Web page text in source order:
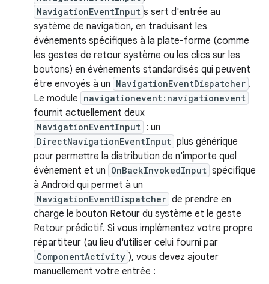
NavigationEventInput s sert d'entrée au
système de navigation, en traduisant les
événements spécifiques à la plate-forme (comme
les gestes de retour système ou les clics sur les
boutons) en événements standardisés qui peuvent
être envoyés à un NavigationEventDispatcher .
Le module navigationevent:navigationevent
fournit actuellement deux
NavigationEventInput : un
DirectNavigationEventInput plus générique
pour permettre la distribution de n'importe quel
événement et un OnBackInvokedInput spécifique
à Android qui permet à un
NavigationEventDispatcher de prendre en
charge le bouton Retour du système et le geste
Retour prédictif. Si vous implémentez votre propre
répartiteur (au lieu d'utiliser celui fourni par
ComponentActivity ), vous devez ajouter
manuellement votre entrée :